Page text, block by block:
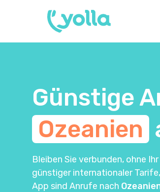
Günstige
Ozeanien
Bleiben Sie verbunden, ohne
günstiger internationaler
App sind Anrufe nach